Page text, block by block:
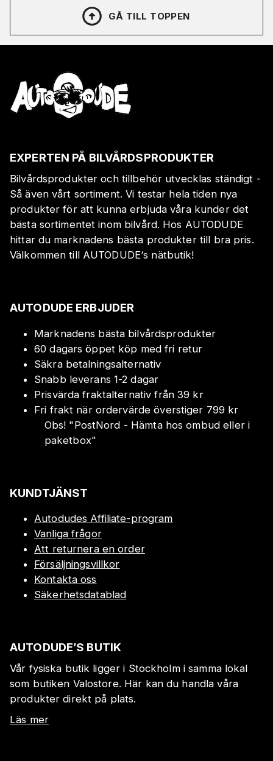
GÅ TILL TOPPEN
EXPERTEN PÅ BILVÅRDSPRODUKTER
Bilvårdsprodukter och tillbehör utvecklas ständigt -
Så även vårt sortiment. Vi testar hela tiden nya
produkter för att kunna erbjuda våra kunder det
bästa sortimentet inom bilvård. Hos AUTODUDE
hittar du marknadens bästa produkter till bra pris.
Välkommen till AUTODUDE‘s nätbutik!
AUTODUDE ERBJUDER
Marknadens bästa bilvårdsprodukter
60 dagars öppet köp med fri retur
Säkra betalningsalternativ
Snabb leverans 1-2 dagar
Prisvärda fraktalternativ från 39 kr
Fri frakt när ordervärde överstiger 799 kr
Obs! "PostNord - Hämta hos ombud eller i
paketbox"
KUNDTJÄNST
Autodudes Affiliate-program
Vanliga frågor
Att returnera en order
Försäljningsvillkor
Kontakta oss
Säkerhetsdatablad
AUTODUDE’S BUTIK
Vår fysiska butik ligger i Stockholm i samma lokal
som butiken Valostore. Här kan du handla våra
produkter direkt på plats.
Läs mer